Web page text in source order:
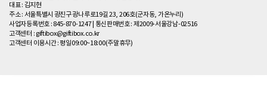
대표 : 김지현
주소 : 서울특별시 광진구 광나루로19길 23, 206호(군자동, 가온누리)
사업자등록번호 : 845-870-1247 통신판매번호 : 제2009-서울강남-02516
고객센터 : giftibox@giftibox.co.kr
고객센터 이용시간 :평일09:00~18:00(주말휴무)